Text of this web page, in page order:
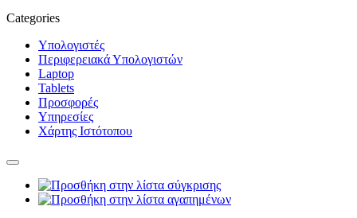
Categories
Υπολογιστές
Περιφερειακά Υπολογιστών
Laptop
Tablets
Προσφορές
Υπηρεσίες
Χάρτης Ιστότοπου